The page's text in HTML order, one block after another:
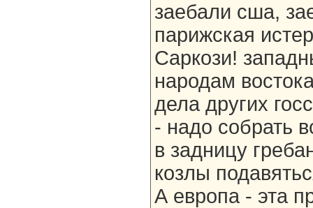
заебали сша,
парижская
Саркози!
народам
дела других
- надо собрать
в задницу
козлы
А европа - эта